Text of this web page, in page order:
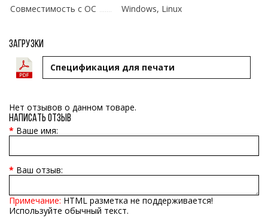
Совместимость с ОС
Windows, Linux
Загрузки
Cпецификация для печати
Нет отзывов о данном товаре.
Написать отзыв
Ваше имя:
Ваш отзыв:
Примечание: HTML разметка не поддерживается!
Используйте обычный текст.